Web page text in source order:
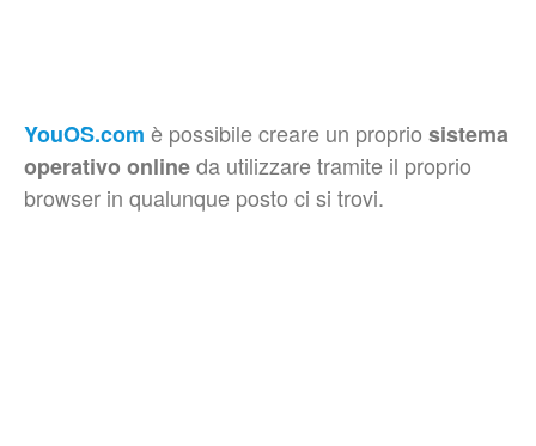
YouOS.com è possibile creare un proprio sistema
operativo onlineda utilizzare tramite il proprio
browser in qualunque posto ci si trovi.